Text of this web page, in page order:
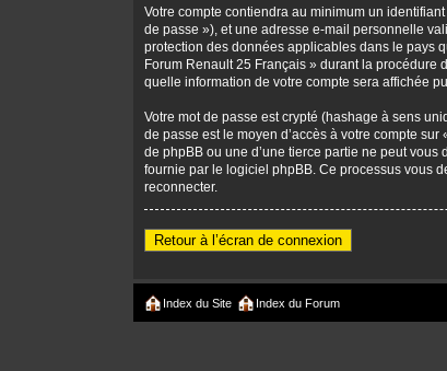
Votre compte contiendra au minimum un
de passe »), et une adresse e-mail personnelle
protection des données applicables dans le pays
Forum Renault 25 Français » durant la procédure
quelle information de votre compte sera affichée
Votre mot de passe est crypté (hashage à sens
de passe est le moyen d’accès à votre compte
de phpBB ou une d’une tierce partie ne peut
fournie par le logiciel phpBB. Ce processus vous
reconnecter.
Retour à l’écran de connexion
Index du Site Index du Forum